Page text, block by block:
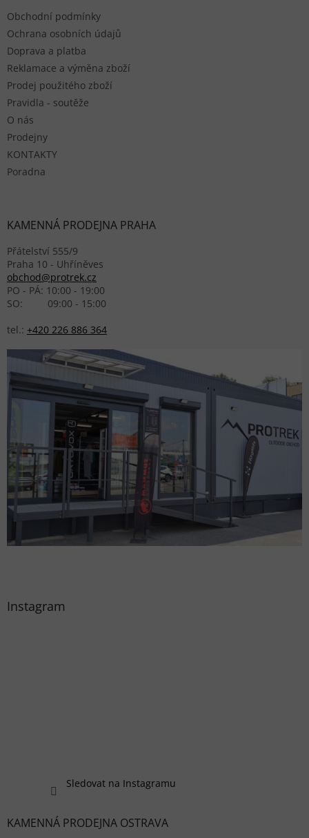
Obchodní podmínky
Ochrana osobních údajů
Doprava a platba
Reklamace a výměna zboží
Prodej použitého zboží
Pravidla - soutěže
O nás
Prodejny
KONTAKTY
Poradna
KAMENNÁ PRODEJNA PRAHA
Přátelství 555/9
Praha 10 - Uhříněves
obchod@protrek.cz
PO - PÁ: 10:00 - 19:00
SO: 09:00 - 15:00
tel.: +420 226 886 364
Instagram
Sledovat na Instagramu
KAMENNÁ PRODEJNA OSTRAVA